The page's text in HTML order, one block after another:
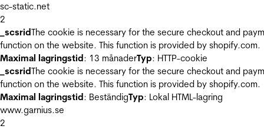
sc-static.net
2
_scsridThe cookie is necessary for the secure checkout and
function on the website. This function is provided by shopify.com.
Maximal lagringstid: 13 månaderTyp: HTTP-cookie
_scsridThe cookie is necessary for the secure checkout and
function on the website. This function is provided by shopify.com.
Maximal lagringstid: BeständigTyp: Lokal HTML-lagring
www.garnius.se
2